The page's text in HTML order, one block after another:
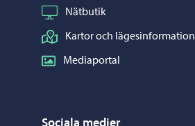
Nätbutik
Kartor och lägesinformation
Mediaportal
Sociala medier